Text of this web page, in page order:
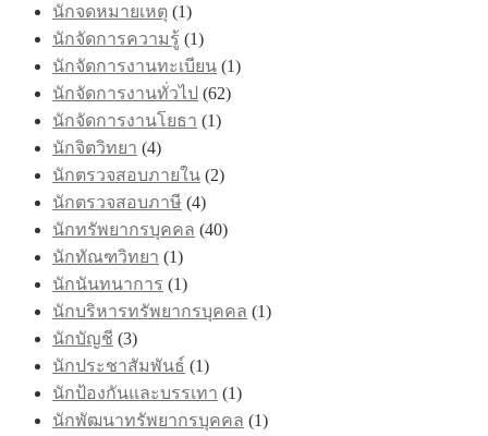
นักจดหมายเหตุ (1)
นักจัดการความรู้ (1)
นักจัดการงานทะเบียน (1)
นักจัดการงานทั่วไป (62)
นักจัดการงานโยธา (1)
นักจิตวิทยา (4)
นักตรวจสอบภายใน (2)
นักตรวจสอบภาษี (4)
นักทรัพยากรบุคคล (40)
นักทัณฑวิทยา (1)
นักนันทนาการ (1)
นักบริหารทรัพยากรบุคคล (1)
นักบัญชี (3)
นักประชาสัมพันธ์ (1)
นักป้องกันและบรรเทา (1)
นักพัฒนาทรัพยากรบุคคล (1)